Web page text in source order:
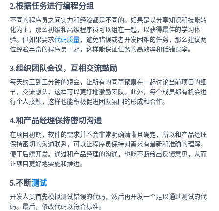
2.根据任务进行编程分组
不同的程序员之间实力和经验都是不同的。如果是以分享知识和技能转
化为主，那么初级和高级程序员可以组在一起，以获得最佳的学习体
验。但如果要求代码质量，避免错误或者开发困难的任务，那么建议两
位经验丰富的程序员一起，这样能保证任务的高效率和低错误率。
3.组织团队会议，互相交流鼓励
每天约三到五分钟的短会，让所有的同事聚集在一起讨论当前项目的细
节，交流想法，这样可以更好地激励团队。此外，每个成员都有机会进
行个人接触，这样也能积极促进团队氛围的形成和合作。
4.和产品经理保持密切沟通
在项目初期，软件的需求并不会非常明确清晰且确定，所以和产品经理
保持密切的沟通联系，可以让程序员保持对需求有最新和准确的理解，
便于后续开发。通过和产品经理的沟通，也能不断给出反馈意见，从而
让项目更好地实施和推进。
5.不断测试
开发人员首先模拟测试错误的代码，然后再开发一个足以通过测试的代
码。最后，修改代码以符合标准。